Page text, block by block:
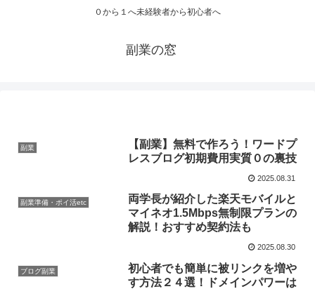
０から１へ未経験者から初心者へ
副業の窓
副業
【副業】無料で作ろう！ワードプ
レスブログ初期費用実質０の裏技
2025.08.31
副業準備・ポイ活etc
両学長が紹介した楽天モバイルと
マイネオ1.5Mbps無制限プランの
解説！おすすめ契約法も
2025.08.30
ブログ副業
初心者でも簡単に被リンクを増や
す方法２４選！ドメインパワーは